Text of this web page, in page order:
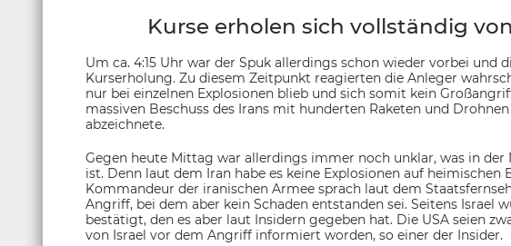
Kurse erholen sich vollständig
Um ca. 4:15 Uhr war der Spuk allerdings schon wieder vorbei und
Kurserholung. Zu diesem Zeitpunkt reagierten die Anleger
nur bei einzelnen Explosionen blieb und sich somit kein
massiven Beschuss des Irans mit hunderten Raketen und
abzeichnete.
Gegen heute Mittag war allerdings immer noch unklar, was in
ist. Denn laut dem Iran habe es keine Explosionen auf heimischen
Kommandeur der iranischen Armee sprach laut dem
Angriff, bei dem aber kein Schaden entstanden sei. Seitens Israel
bestätigt, den es aber laut Insidern gegeben hat. Die USA seien
von Israel vor dem Angriff informiert worden, so einer der Insider.